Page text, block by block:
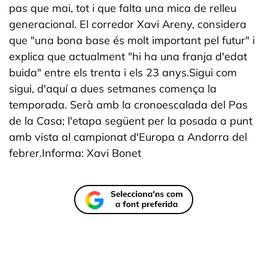
pas que mai, tot i que falta una mica de relleu
generacional. El corredor Xavi Areny, considera
que "una bona base és molt important pel futur" i
explica que actualment "hi ha una franja d'edat
buida" entre els trenta i els 23 anys.Sigui com
sigui, d'aquí a dues setmanes comença la
temporada. Serà amb la cronoescalada del Pas
de la Casa; l'etapa següent per la posada a punt
amb vista al campionat d'Europa a Andorra del
febrer.Informa: Xavi Bonet